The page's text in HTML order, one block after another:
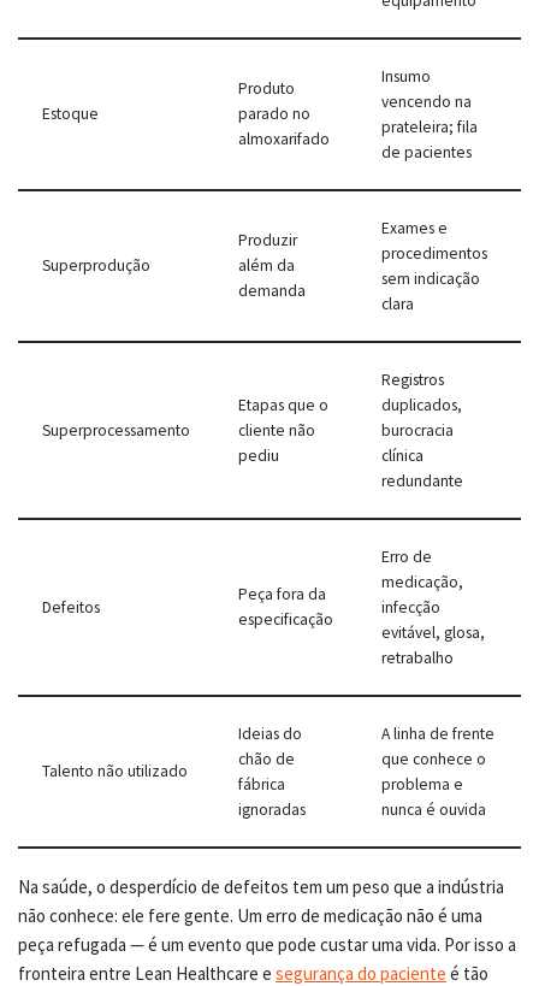
Estoque
Produto
parado no
almoxarifado
Insumo
vencendo na
prateleira; fila
de pacientes
Superprodução
Produzir
além da
demanda
Exames e
procedimentos
sem indicação
clara
Superprocessamento
Etapas que o
cliente não
pediu
Registros
duplicados,
burocracia
clínica
redundante
Defeitos
Peça fora da
especificação
Erro de
medicação,
infecção
evitável, glosa,
retrabalho
Talento não utilizado
Ideias do
chão de
fábrica
ignoradas
A linha de frente
que conhece o
problema e
nunca é ouvida
Na saúde, o desperdício de defeitos tem um peso que a indústria
não conhece: ele fere gente. Um erro de medicação não é uma
peça refugada — é um evento que pode custar uma vida. Por isso a
fronteira entre Lean Healthcare e segurança do paciente é tão